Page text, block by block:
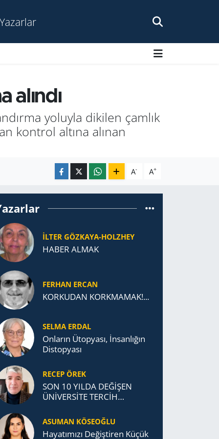
Yazarlar
alındı
yoluyla dikilen çamlık
kontrol altına alınan
A- A+
İLTER GÖZKAYA-HOLZHEY
HABER ALMAK
FERHAN ERCAN
KORKUDAN KORKMAMAK!...
SELMA ERDAL
Onların Ütopyası, İnsanlığın
Distopyası
RECEP ÖREK
SON 10 YILDA DEĞİŞEN
ÜNİVERSİTE TERCİH
ASUMAN KÖSEOĞLU
Ha­ya­tı­mı­zı De­ğiş­ti­ren Küçük